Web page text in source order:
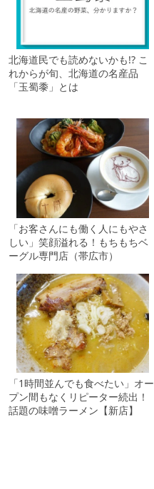
北海道民でも読めないかも!? こ
れからが旬、北海道の名産品
「玉蜀黍」とは
「お客さんにも働く人にもやさ
しい」笑顔溢れる！もちもちベ
ーグル専門店（帯広市）
「1時間並んでも食べたい」オー
プン間もなくリピーター続出！
話題の味噌ラーメン【新店】